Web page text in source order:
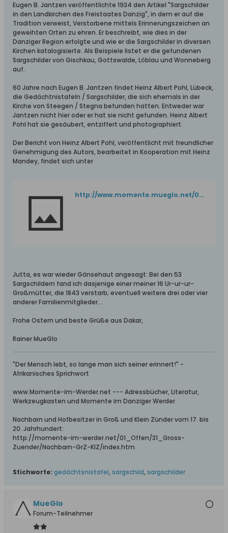
Eugen B. Jantzen veröffentlichte 1934 den Artikel "Sargschilder
in den Landkirchen des Freistaates Danzig", in dem er auf die
Tradition verweist, Verstorbene mittels Erinnerungszeichen an
geweihten Orten zu ehren. Er beschreibt, wie dies in der
Danziger Region erfolgte und wie er die Sargschilder in diversen
Kirchen katalogisierte. Als Beispiele listet er die gefundenen
Sargschilder von Gischkau, Gottswalde, Löblau und Wonneberg
auf.
60 Jahre nach Eugen B. Jantzen findet Heinz Albert Pohl, Lübeck,
die Gedächtnistafeln / Sargschilder, die sich ehemals in der
Kirche von Steegen / Stegna befunden hatten. Entweder war
Jantzen nicht hier oder er hat sie nicht gefunden. Heinz Albert
Pohl hat sie gesäubert, entziffert und photographiert.
Der Bericht von Heinz Albert Pohl, veröffentlicht mit freundlicher
Genehmigung des Autors, bearbeitet in Kooperation mit Heinz
Mandey, findet sich unter
http://www.momente.mueglo.net/01_Offen/50_Steegen/51_Sargschilder/A01_Einl.htm
Jutta, es war wieder Gänsehaut angesagt: Bei den 53
Sargschildern fand ich dasjenige einer meiner 16 Ur-ur-ur-
Großmütter, die 1843 verstarb; eventuell weitere drei oder vier
anderer Familienmitglieder…
Frohe Ostern und beste Grüße aus Dakar,
Rainer MueGlo
"Der Mensch lebt, so lange man sich seiner erinnert!" -
Afrikanisches Sprichwort
www.Momente-im-Werder.net --- Adressbücher, Literatur,
Werkzeugkasten und Momente im Danziger Werder
Nachbarn und Hofbesitzer in Groß und Klein Zünder vom 17. bis
20. Jahrhundert:
http://momente-im-werder.net/01_Offen/31_Gross-
Zuender/Nachbarn-GrZ-KlZ/index.htm
Stichworte: gedächtsnistafel, sargschild, sargschilder
MueGlo
Forum-Teilnehmer